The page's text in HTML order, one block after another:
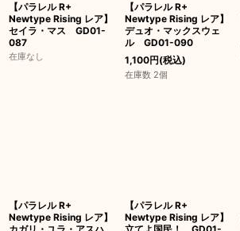
【パラレル R+
Newtype Rising レア】
セイラ・マス GD01-
087
在庫なし
【パラレル R+
Newtype Rising レア】
デュオ・マックスウェ
ル GD01-090
1,100円(税込)
在庫数 2個
【パラレル R+
Newtype Rising レア】
【パラレル R+
Newtype Rising レア】